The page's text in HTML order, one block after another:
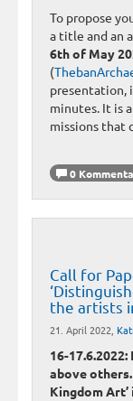
To propose
a title and an
6th of May
(
presentation,
minutes. It is
missions that
0
Call for
the artists
21. April 2022,
16-
above
Kingdom